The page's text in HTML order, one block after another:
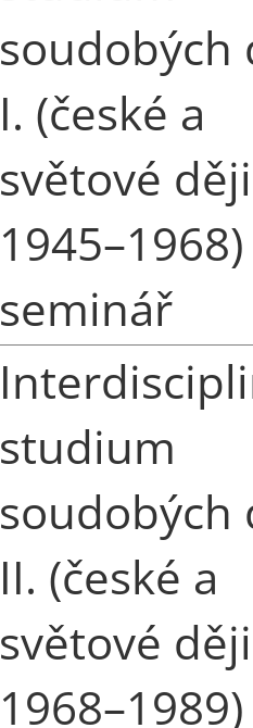
soudobých
I. (české a
světové
seminář
studium
soudobých
II. (české a
světové
1968–1989)